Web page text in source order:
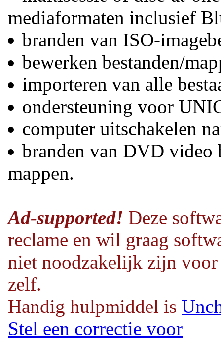
mediaformaten inclusief
branden van ISO-
bewerken bestanden/
importeren van alle
ondersteuning voor
computer uitschakelen
branden van DVD
mappen.
Ad-supported! Deze
reclame en wil graag
niet noodzakelijk zijn
zelf.
Handig hulpmiddel is
Stel een correctie voor